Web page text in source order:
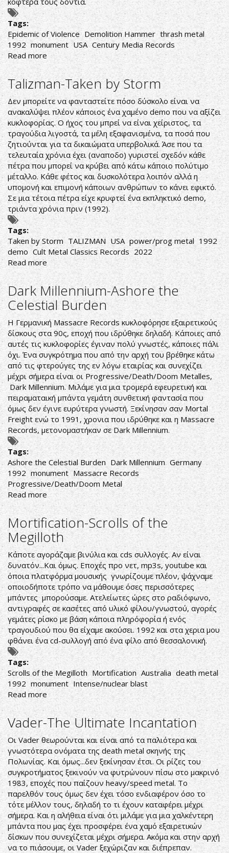
Tags:
Epidemic of Violence Demolition Hammer thrash metal
1992 monument USA Century Media Records
Read more about
Demolition
Hammer-
Epidemic
of
Violence
Talizman-Taken by Storm
Δεν μπορείτε να φανταστείτε πόσο δύσκολο είναι να
ανακαλύψει πλέον κάποιος ένα χαμένο demo που να αξίζει
κυκλοφορίας. Ο ήχος του μπρεί να είναι χείριστος, τα
τραγούδια λιγοστά, τα μέλη εξαφανισμένα, τα ποσά που
ζητιούνται για τα δικαιώματα υπερβολικά. Άσε που τα
τελευταία χρόνια έχει (αναποδο) γυριστεί σχεδόν κάθε
πέτρα που μπορεί να κρύβει από κάτω κάποιο πολύτιμο
μέταλλο. Κάθε φέτος και δυσκολότερα λοιπόν αλλά η
υπομονή και επιμονή κάποιων ανθρώπων το κάνει εφικτό.
Σε μια τέτοια πέτρα είχε κρυφτεί ένα εκπληκτικό demo,
τριάντα χρόνια πριν (1992).
Tags:
Taken by Storm TALIZMAN USA power/prog metal 1992
demo Cult Metal Classics Records 2022
Read more about
Talizman-
Taken
by
Storm
Dark Millennium-Ashore the
Celestial Burden
Η Γερμανική Massacre Records κυκλοφόρησε εξαιρετικούς
δίσκους στα 90ς, εποχή που ιδρύθηκε δηλαδή. Κάποιες από
αυτές τις κυκλοφορίες έγιναν πολύ γνωστές, κάποιες πάλι
όχι. Ένα συγκρότημα που από την αρχή του βρέθηκε κάτω
από τις φτερούγες της εν λόγω εταιρίας και συνεχίζει
μέχρι σήμερα είναι οι Progressive/Death/Doom Metalles,
Dark Millennium. Μιλάμε για μια τρομερά εφευρετική και
πειραματαική μπάντα γεμάτη συνθετική φαντασία που
όμως δεν έγινε ευρύτερα γνωστή. Ξεκίνησαν σαν Mortal
Freight ενώ το 1991, χρονια που ιδρύθηκε και η Massacre
Records, μετονομαστήκαν σε Dark Millennium.
Tags:
Ashore the Celestial Burden Dark Millennium Germany
1992 monument Massacre Records
Progressive/Death/Doom Metal
Read more about
Dark
Millennium-
Ashore
the
Celestial
Burden
Mortification-Scrolls of the
Megilloth
Κάποτε αγοράζαμε βινύλια και cds συλλογές. Αν είναι
δυνατόν...Και όμως. Εποχές προ νετ, mp3s, youtube και
όποια πλατφόρμα μουσικής γνωρίζουμε πλέον, ψάχναμε
οποιοδήποτε τρόπο να μάθουμε όσες περισσότερες
μπάντες μπορούσαμε. Ατελείωτες ώρες στο ραδιόφωνο,
αντιγραφές σε κασέτες από υλικό φίλου/γνωστού, αγορές
γεμάτες ρίσκο με βάση κάποια πληρόφορία ή ενός
τραγουδιού που θα είχαμε ακούσει. 1992 και στα χερια μου
φθάνει ένα cd-συλλογή από ένα φίλο από θεσσαλονική.
Tags:
Scrolls of the Megilloth Mortification Australia death metal
1992 monument Intense/nuclear blast
Read moreabout
Mortification-
Scrolls
of
the
Megilloth
Vader-The Ultimate Incantation
Οι Vader θεωρούνται και είναι από τα παλιότερα και
γνωστότερα ονόματα της death metal σκηνής της
Πολωνίας. Και όμως...δεν ξεκίνησαν έτσι. Οι ρίζες του
συγκροτήματος ξεκινούν να φυτρώνουν πίσω στο μακρινό
1983, εποχές που παίζουν heavy/speed metal. Το
παρελθόν τους όμως δεν έχει τόσο ενδιαφέρον όσο το
τότε μέλλον τους, δηλαδή το τι έχουν καταφέρει μέχρι
σήμερα. Και η αλήθεια είναι ότι μιλάμε για μια χαλκέντερη
μπάντα που μας έχει προσφέρει ένα χαμό εξαιρετικών
δίσκων που συνεχίζεται μέχρι σήμερα. Ακόμα και στην αρχή
να το πιάσουμε, οι Vader ξεχώριζαν και διέπρεπαν.